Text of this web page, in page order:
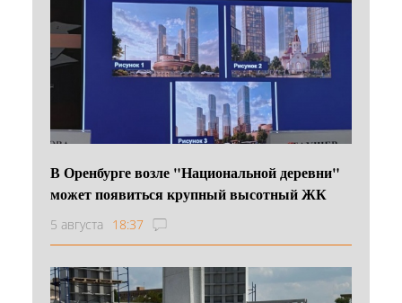
В Оренбурге возле "Национальной деревни"
может появиться крупный высотный ЖК
5 августа 18:37